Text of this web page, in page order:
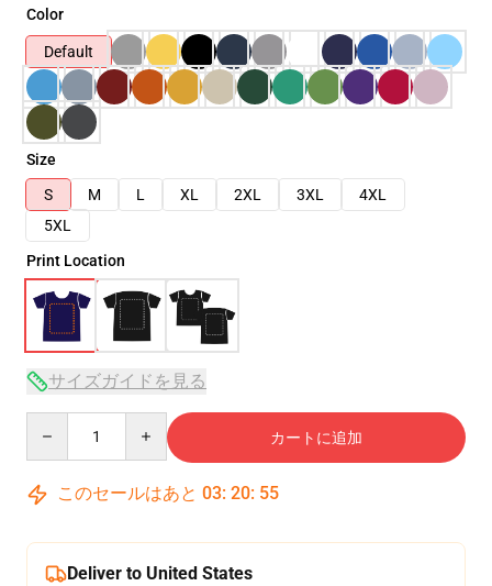
Color
Default
Size
S
M L XL 2XL 3XL
4XL
5XL
Print Location
サイズガイドを見る
カートに追加
このセールはあと 03: 20: 54
Deliver to United States